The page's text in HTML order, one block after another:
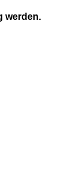
werden.